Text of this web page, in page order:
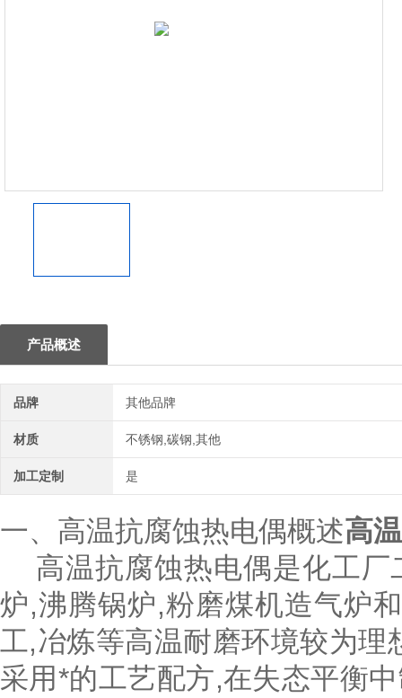
产品概述
品牌 其他品牌
材质 不锈钢,碳钢,其他
加工定制 是
一、高温抗腐蚀热电偶概述高
高温抗腐蚀热电偶是化工厂
炉,沸腾锅炉,粉磨煤机造气炉
工,冶炼等高温耐磨环境较为
采用*的工艺配方,在失态平衡